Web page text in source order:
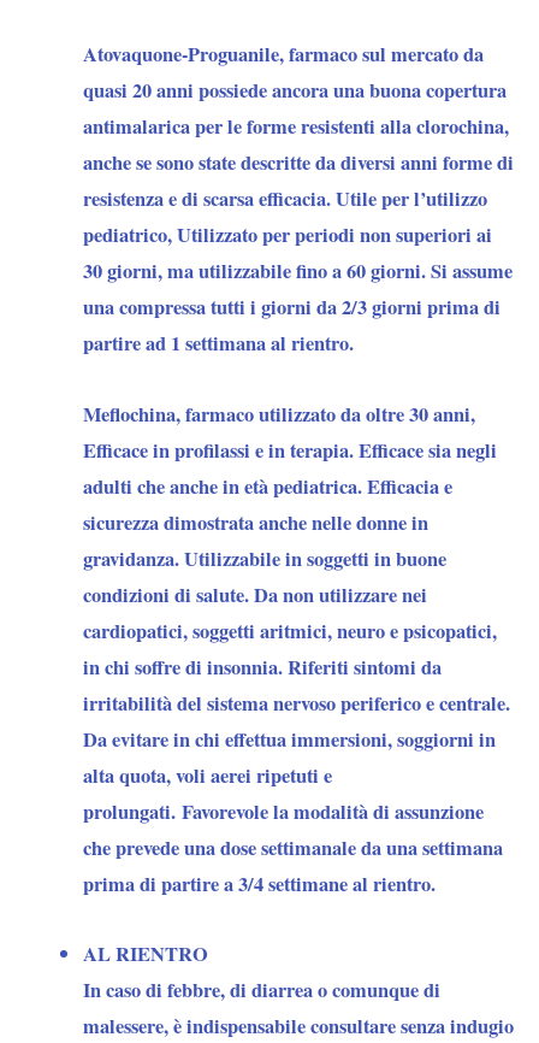
malaria
da
P.
falciparum
è
per
lo
più
limitato
comuni
nelle
aree
di
Amazonas
(Alto
Orinoco,
Atabapo,
Atures,
Autana
e
Manapiare),
Bolívar
(Angostura,Cedeño,
Callao,
Gran
Sabana,
Atovaquone-Proguanile, farmaco sul mercato da
quasi 20 anni possiede ancora una buona copertura
antimalarica per le forme resistenti alla clorochina,
anche se sono state descritte da diversi anni forme di
resistenza e di scarsa efficacia. Utile per l’utilizzo
pediatrico, Utilizzato per periodi non superiori ai
30 giorni, ma utilizzabile fino a 60 giorni. Si assume
una compressa tutti i giorni da 2/3 giorni prima di
partire ad 1 settimana al rientro.
Meflochina, farmaco utilizzato da oltre 30 anni,
Efficace in profilassi e in terapia. Efficace sia negli
adulti che anche in età pediatrica. Efficacia e
sicurezza dimostrata anche nelle donne in
gravidanza. Utilizzabile in soggetti in buone
condizioni di salute. Danon utilizzarenei
cardiopatici, soggetti aritmici, neuro e psicopatici,
in chi soffre di insonnia. Riferiti sintomi da
irritabilità del sistema nervoso periferico e centrale.
Da evitare in chi effettua immersioni, soggiorni in
alta quota, voli aerei ripetuti e
prolungati. Favorevole la modalità di assunzione
che prevede una dose settimanale da una settimana
prima di partire a 3/4 settimane al rientro.
AL RIENTRO
In caso di febbre, di diarrea o comunque di
malessere, è indispensabile consultare senza indugio